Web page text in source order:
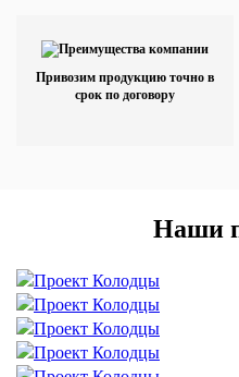
Привозим продукцию точно в
срок по договору
Наши